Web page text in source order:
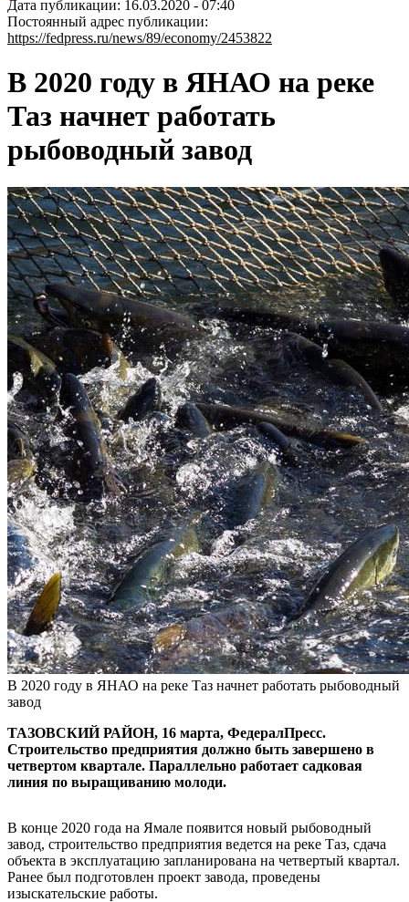
Дата публикации: 16.03.2020 - 07:40
Постоянный адрес публикации:
https://fedpress.ru/news/89/economy/2453822
В 2020 году в ЯНАО на реке
Таз начнет работать
рыбоводный завод
В 2020 году в ЯНАО на реке Таз начнет работать рыбоводный
завод
ТАЗОВСКИЙ РАЙОН, 16 марта, ФедералПресс.
Строительство предприятия должно быть завершено в
четвертом квартале. Параллельно работает садковая
линия по выращиванию молоди.
В конце 2020 года на Ямале появится новый рыбоводный
завод, строительство предприятия ведется на реке Таз, сдача
объекта в эксплуатацию запланирована на четвертый квартал.
Ранее был подготовлен проект завода, проведены
изыскательские работы.